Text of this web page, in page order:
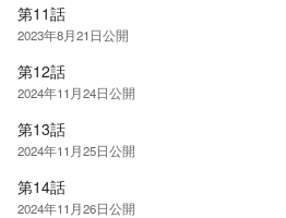
第11話
2023年8月21日公開
第12話
2024年11月24日公開
第13話
2024年11月25日公開
第14話
2024年11月26日公開